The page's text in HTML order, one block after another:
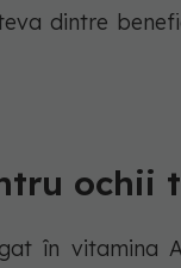
dintre
ochii
în